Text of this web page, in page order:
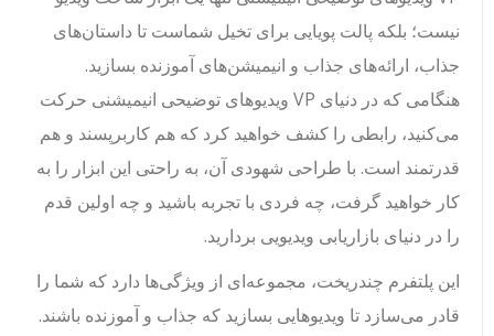
نیست؛ بلکه پالت پویایی برای تخیل شماست تا داستان‌های
جذاب، ارائه‌های جذاب و انیمیشن‌های آموزنده بسازید.
هنگامی که در دنیای VP ویدیوهای توضیحی انیمیشنی حرکت
می‌کنید، رابطی را کشف خواهید کرد که هم کاربرپسند و هم
قدرتمند است. با طراحی شهودی آن، به راحتی این ابزار را به
کار خواهید گرفت، چه فردی با تجربه باشید و چه اولین قدم
را در دنیای بازاریابی ویدیویی بردارید.
این پلتفرم چندریخت، مجموعه‌ای از ویژگی‌ها دارد که شما را
قادر می‌سازد تا ویدیوهایی بسازید که جذاب و آموزنده باشند.